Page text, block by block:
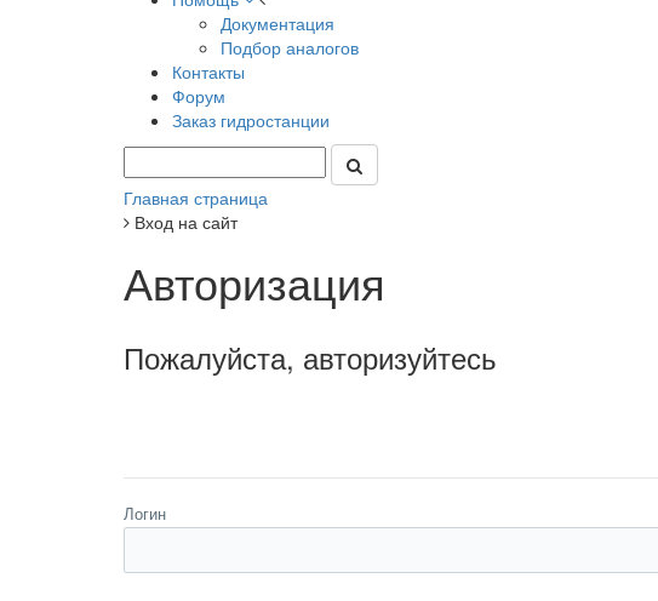
Документация
Подбор аналогов
Контакты
Форум
Заказ гидростанции
Главная страница
Вход на сайт
Авторизация
Пожалуйста, авторизуйтесь
Логин